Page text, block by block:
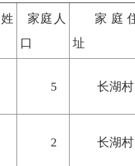
家庭人
口
家庭
址
5 长湖村
2 长湖村